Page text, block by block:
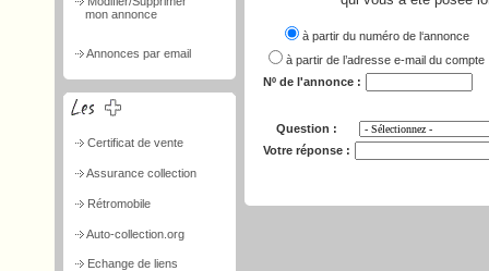
mon annonce
Annonces par email
Certificat de vente
Assurance collection
Rétromobile
Auto-collection.org
Echange de liens
à partir du numéro de l‘annonce
à partir de l’adresse e-mail du compte
Nº de l'annonce :
Question :
Votre réponse :